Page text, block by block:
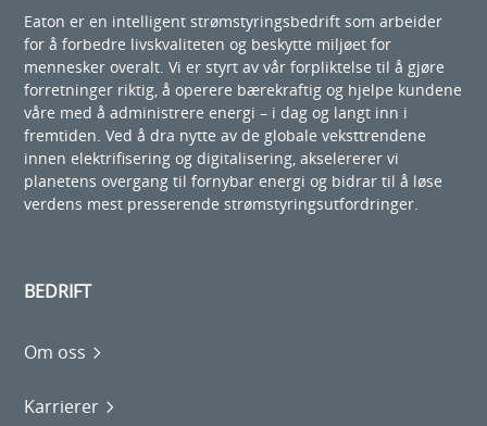
Eaton er en intelligent strømstyringsbedrift som arbeider
for å forbedre livskvaliteten og beskytte miljøet for
mennesker overalt. Vi er styrt av vår forpliktelse til å gjøre
forretninger riktig, å operere bærekraftig og hjelpe kundene
våre med å administrere energi – i dag og langt inn i
fremtiden. Ved å dra nytte av de globale veksttrendene
innen elektrifisering og digitalisering, akselererer vi
planetens overgang til fornybar energi og bidrar til å løse
verdens mest presserende strømstyringsutfordringer.
BEDRIFT
Om oss
Karrierer